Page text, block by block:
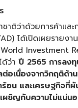
ชาติว่าด้วยการค้าแล
ได้เปิดเผยรายงา
Investment
ว่า ปี 2565 การลง
อเนื่องจากวิกฤติด้า
ร้อน และเศรษฐกิจที่
ผชิญกับความไม่แน่น